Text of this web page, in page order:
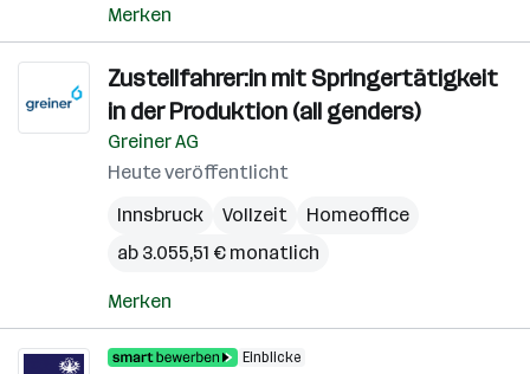
Merken
Zustellfahrer:in mit Springertätigkeit
in der Produktion (all genders)
Greiner AG
Heute veröffentlicht
Innsbruck
Vollzeit
Homeoffice
ab 3.055,51 € monatlich
Merken
Einblicke